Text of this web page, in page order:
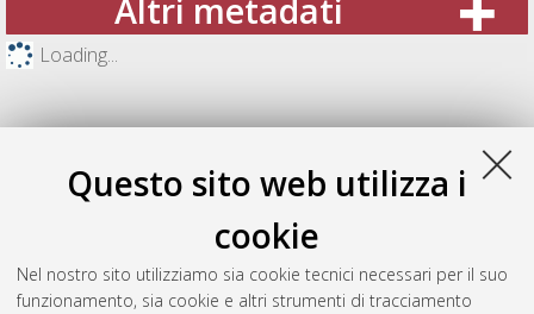
Questo sito web utilizza i
cookie
Nel nostro sito utilizziamo sia cookie tecnici necessari per il suo
funzionamento, sia cookie e altri strumenti di tracciamento
Altri metadati
Loading...